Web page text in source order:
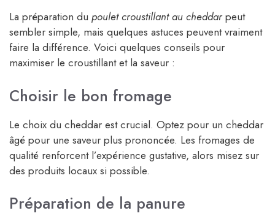
La préparation du poulet croustillant au cheddarpeut
sembler simple, mais quelques astuces peuvent vraiment
faire la différence. Voici quelques conseils pour
maximiser le croustillant et la saveur :
Choisir le bon fromage
Le choix du cheddar est crucial. Optez pour un cheddar
âgé pour une saveur plus prononcée. Les fromages de
qualité renforcent l’expérience gustative, alors misez sur
des produits locaux si possible.
Préparation de la panure